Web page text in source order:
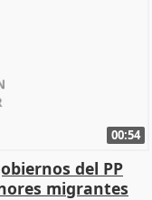
00:54
del PP
migrantes